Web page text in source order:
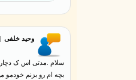
وحید خلفی
سلام .مدتی اس ک دچار
بچه ام رو بزنم خودمو